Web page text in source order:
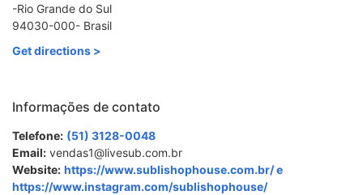
-Rio Grande do Sul
94030-000- Brasil
Get directions >
Informações de contato
Telefone: (51) 3128-0048
Email: vendas1@livesub.com.br
Website: https://www.sublishophouse.com.br/ e
https://www.instagram.com/sublishophouse/